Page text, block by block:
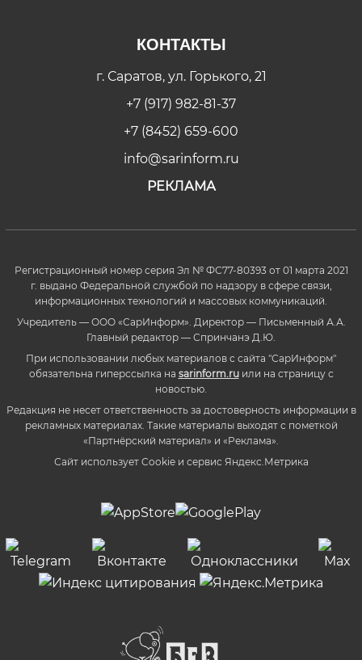
КОНТАКТЫ
г. Саратов, ул. Горького, 21
+7 (917) 982-81-37
+7 (8452) 659-600
info@sarinform.ru
РЕКЛАМА
Регистрационный номер серия Эл № ФС77-80393 от 01 марта 2021
г. выдано Федеральной службой по надзору в сфере связи,
информационных технологий и массовых коммуникаций.
Учредитель — ООО «СарИнформ». Директор — Письменный А.А.
Главный редактор — Спринчанэ Д.Ю.
При использовании любых материалов с сайта "СарИнформ"
обязательна гиперссылка на sarinform.ruили на страницу с
новостью.
Редакция не несет ответственность за достоверность информации в
рекламных материалах. Такие материалы выходят с пометкой
«Партнёрский материал» и «Реклама».
Сайт использует Cookie и сервиc Яндекс.Метрика